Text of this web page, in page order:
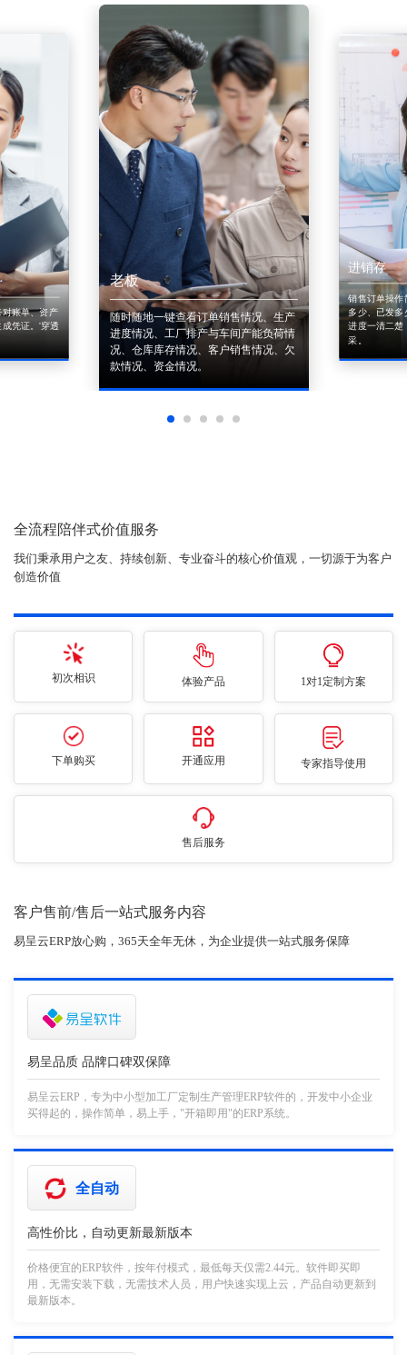
账单、资产
凭证。'穿透
老板
随时随地一键查看订单销售情况、生产
进度情况、工厂排产与车间产能负荷情
况、仓库库存情况、客户销售情况、欠
款情况、资金情况。
进销存
销售订单操作
多少、已发多
进度一清二楚
采。
全流程陪伴式价值服务
我们秉承用户之友、持续创新、专业奋斗的核心价值观，一切源于为客户
创造价值
初次相识 体验产品 1对1定制方案
下单购买 开通应用 专家指导使用
售后服务
客户售前/售后一站式服务内容
易呈云ERP放心购，365天全年无休，为企业提供一站式服务保障
易呈品质 品牌口碑双保障
易呈云ERP，专为中小型加工厂定制生产管理ERP软件的，开发中小企业
买得起的，操作简单，易上手，"开箱即用"的ERP系统。
全自动
高性价比，自动更新最新版本
价格便宜的ERP软件，按年付模式，最低每天仅需2.44元。软件即买即
用，无需安装下载，无需技术人员，用户快速实现上云，产品自动更新到
最新版本。